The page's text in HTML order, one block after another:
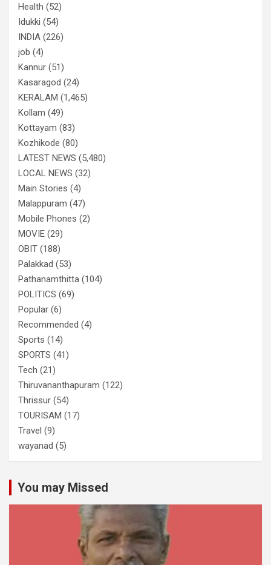
Health (52)
Idukki (54)
INDIA (226)
job (4)
Kannur (51)
Kasaragod (24)
KERALAM (1,465)
Kollam (49)
Kottayam (83)
Kozhikode (80)
LATEST NEWS (5,480)
LOCAL NEWS (32)
Main Stories (4)
Malappuram (47)
Mobile Phones (2)
MOVIE (29)
OBIT (188)
Palakkad (53)
Pathanamthitta (104)
POLITICS (69)
Popular (6)
Recommended (4)
Sports (14)
SPORTS (41)
Tech (21)
Thiruvananthapuram (122)
Thrissur (54)
TOURISAM (17)
Travel (9)
wayanad (5)
You may Missed